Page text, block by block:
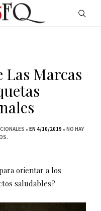
Marcas
EN 4/10/2019
NO HAY
orientar a los
saludables?